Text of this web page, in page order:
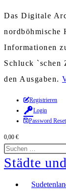
Das Digitale
nordböhmische
Informationen
Schluck `schen
den Ausgaben.
Zum
Inhalt
springen
Registrieren
Login
Password Reset
0,00 €
Diese
Website
durchsuchen
Städte